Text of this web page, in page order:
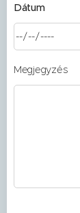
Dátum
Megjegyzés